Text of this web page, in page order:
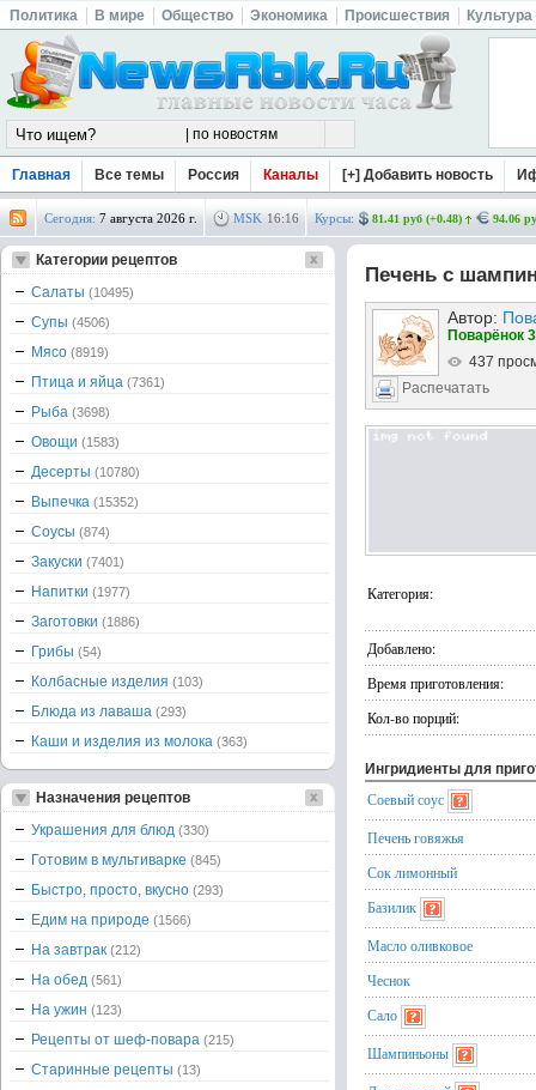
Политика В мире Общество Экономика Происшествия Культура
Главная Все темы Россия Каналы [+] Добавить новость
Сегодня: 7 августа 2026 г. MSK 16:16 Курсы: 81.41 руб (+0.48) 94.06
Печень с
Автор:
Поварёнок
437
Распечатать
Категория:
Добавлено:
Время приготовления:
Кол-во порций:
Ингридиенты для
Соевый соус
Печень говяжья
Сок лимонный
Базилик
Масло оливковое
Чеснок
Сало
Шампиньоны
Категории рецептов
Салаты (10495)
Супы (4506)
Мясо (8919)
Птица и яйца (7361)
Рыба (3698)
Овощи (1583)
Десерты (10780)
Выпечка (15352)
Соусы (874)
Закуски (7401)
Напитки (1977)
Заготовки (1886)
Грибы (54)
Колбасные изделия (103)
Блюда из лаваша (293)
Каши и изделия из молока (363)
Назначения рецептов
Украшения для блюд (330)
Готовим в мультиварке (845)
Быстро, просто, вкусно (293)
Едим на природе (1566)
На завтрак (212)
На обед (561)
На ужин (123)
Рецепты от шеф-повара (215)
Старинные рецепты (13)